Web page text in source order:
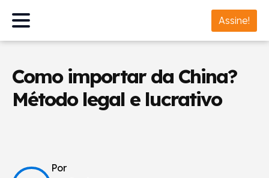
Assine!
Como importar da China?
Método legal e lucrativo
Por